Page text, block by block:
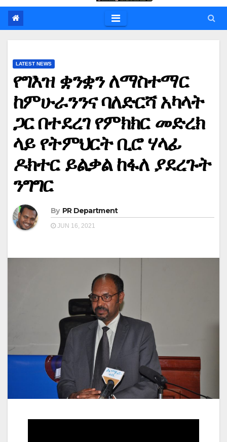
LATEST NEWS
የግእዝ ቋንቋን ለማስተማር
ከምሁራንንና ባለድርሻ አካላት
ጋር በተደረገ የምክክር መድረክ
ላይ የትምህርት ቢሮ ሃላፊ
ዶክተር ይልቃል ከፋለ ያደረጉት
ንግግር
By PR Department
JUN 16, 2021